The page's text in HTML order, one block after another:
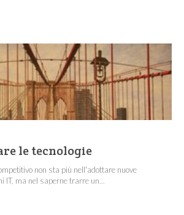
le tecnologie
non sta più nell'adottare nuove
IT, ma nel saperne trarre un...